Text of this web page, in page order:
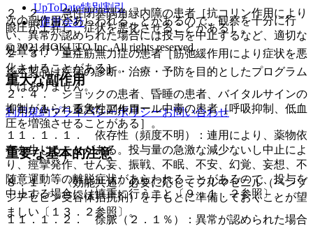
２．２． 急性閉塞隅角緑内障の患者［抗コリン作用により
眼圧が上昇し、症状を悪化させることがある］。
２．３． 重症筋無力症の患者［筋弛緩作用により症状を悪
化させることがある］。
２．４． ショックの患者、昏睡の患者、バイタルサインの
抑制がみられる急性アルコール中毒の患者［呼吸抑制、低血
圧を増強させることがある］。
重要な基本的注意
８．１． 〈効能共通〉必要に応じてフルマゼニル（ベンゾ
ジアゼピン受容体拮抗剤）を手もとに準備しておくことが望
ましい〔１３．２参照〕。
次の副作用があらわれることがあるので、観察を十分に行
い、異常が認められた場合には投与を中止するなど、適切な
処置を行うこと。
重大な副作用
１１．１． 重大な副作用
１１．１．１． 依存性（頻度不明）：連用により、薬物依
存を生じることがある。投与量の急激な減少ないし中止によ
り、痙攣発作、せん妄、振戦、不眠、不安、幻覚、妄想、不
随意運動等の離脱症状があらわれることがあるので、投与を
中止する場合には慎重に行うこと〔９．１．２参照〕。
１１．１．２． 徐脈（２．１％）：異常が認められた場合
UpToDate特別割引
運営会社
© 2021 HOKUTO Inc. All rights reserved.
※本製品は疾病の診断・治療・予防を目的としたプログラム
ではありません。
利用規約プライバシーポリシーお問い合わせ